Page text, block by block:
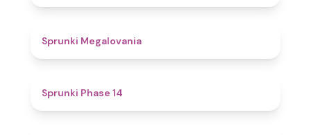
Sprunki Megalovania
Sprunki Phase 14